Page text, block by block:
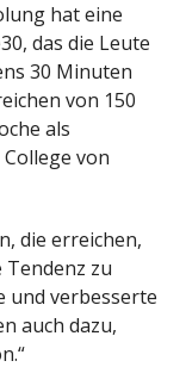
hat eine
das die Leute
30 Minuten
von 150
als
von
die erreichen,
zu
und verbesserte
auch dazu,